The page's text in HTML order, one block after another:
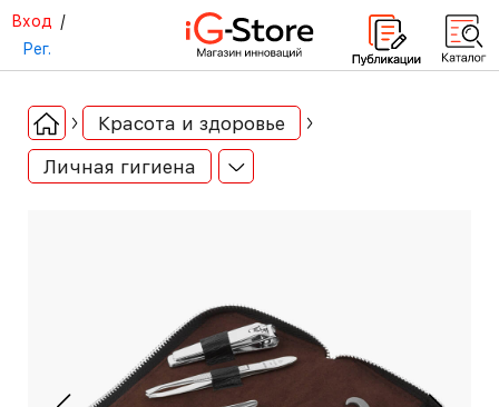
Вход /
Рег.
Красота и здоровье
Личная гигиена